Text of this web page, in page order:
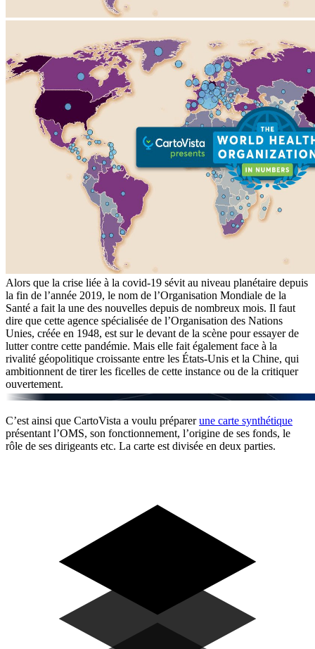
Alors que la crise liée à la covid-19 sévit au niveau planétaire depuis
la fin de l’année 2019, le nom de l’Organisation Mondiale de la
Santé a fait la une des nouvelles depuis de nombreux mois. Il faut
dire que cette agence spécialisée de l’Organisation des Nations
Unies, créée en 1948, est sur le devant de la scène pour essayer de
lutter contre cette pandémie. Mais elle fait également face à la
rivalité géopolitique croissante entre les États-Unis et la Chine, qui
ambitionnent de tirer les ficelles de cette instance ou de la critiquer
ouvertement.
C’est ainsi que CartoVista a voulu préparerune carte synthétique
présentant l’OMS, son fonctionnement, l’origine de ses fonds, le
rôle de ses dirigeants etc. La carte est divisée en deux parties.